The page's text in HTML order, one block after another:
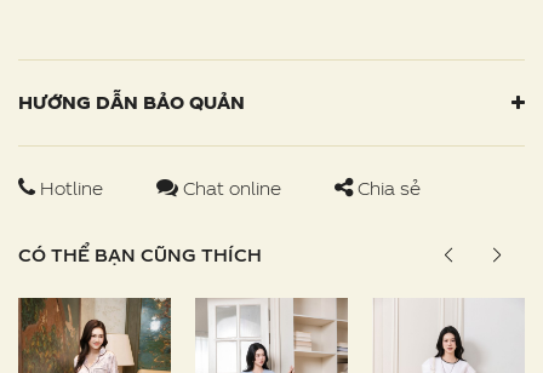
HƯỚNG DẪN BẢO QUẢN
Hotline Chat online Chia sẻ
CÓ THỂ BẠN CŨNG THÍCH